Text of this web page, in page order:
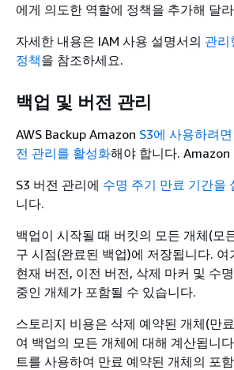
에게 의도한 역할에 정책을 추가해 달
자세한 내용은 IAM 사용 설명서의 관리
정책을 참조하세요.
백업 및 버전 관리
AWS Backup Amazon S3에 사용하려
전 관리를 활성화해야 합니다. Amazon
S3 버전 관리에 수명 주기 만료 기간을
니다.
백업이 시작될 때 버킷의 모든 개체(모
구 시점(완료된 백업)에 저장됩니다. 여
현재 버전, 이전 버전, 삭제 마커 및 수
중인 개체가 포함될 수 있습니다.
스토리지 비용은 삭제 예약된 개체(만
여 백업의 모든 개체에 대해 계산됩니
트를 사용하여 만료 예약된 개체의 포